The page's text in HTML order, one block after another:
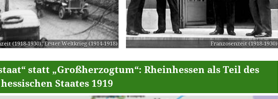
(1918-1930),Erster Weltkrieg (1914-1918) Franzosenzeit (1918-1930)
statt „Großherzogtum“: Rheinhessen als Teil des
Staates 1919